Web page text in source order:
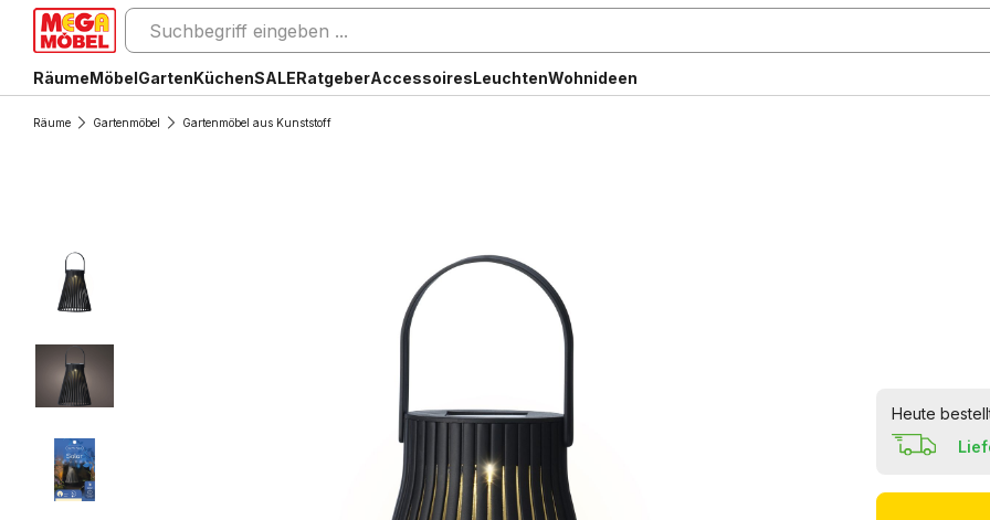
RäumeMöbelGartenKüchenSALERatgeberAccessoiresLeuchtenWohnideen
Räume Gartenmöbel Gartenmöbel aus Kunststoff
Heute